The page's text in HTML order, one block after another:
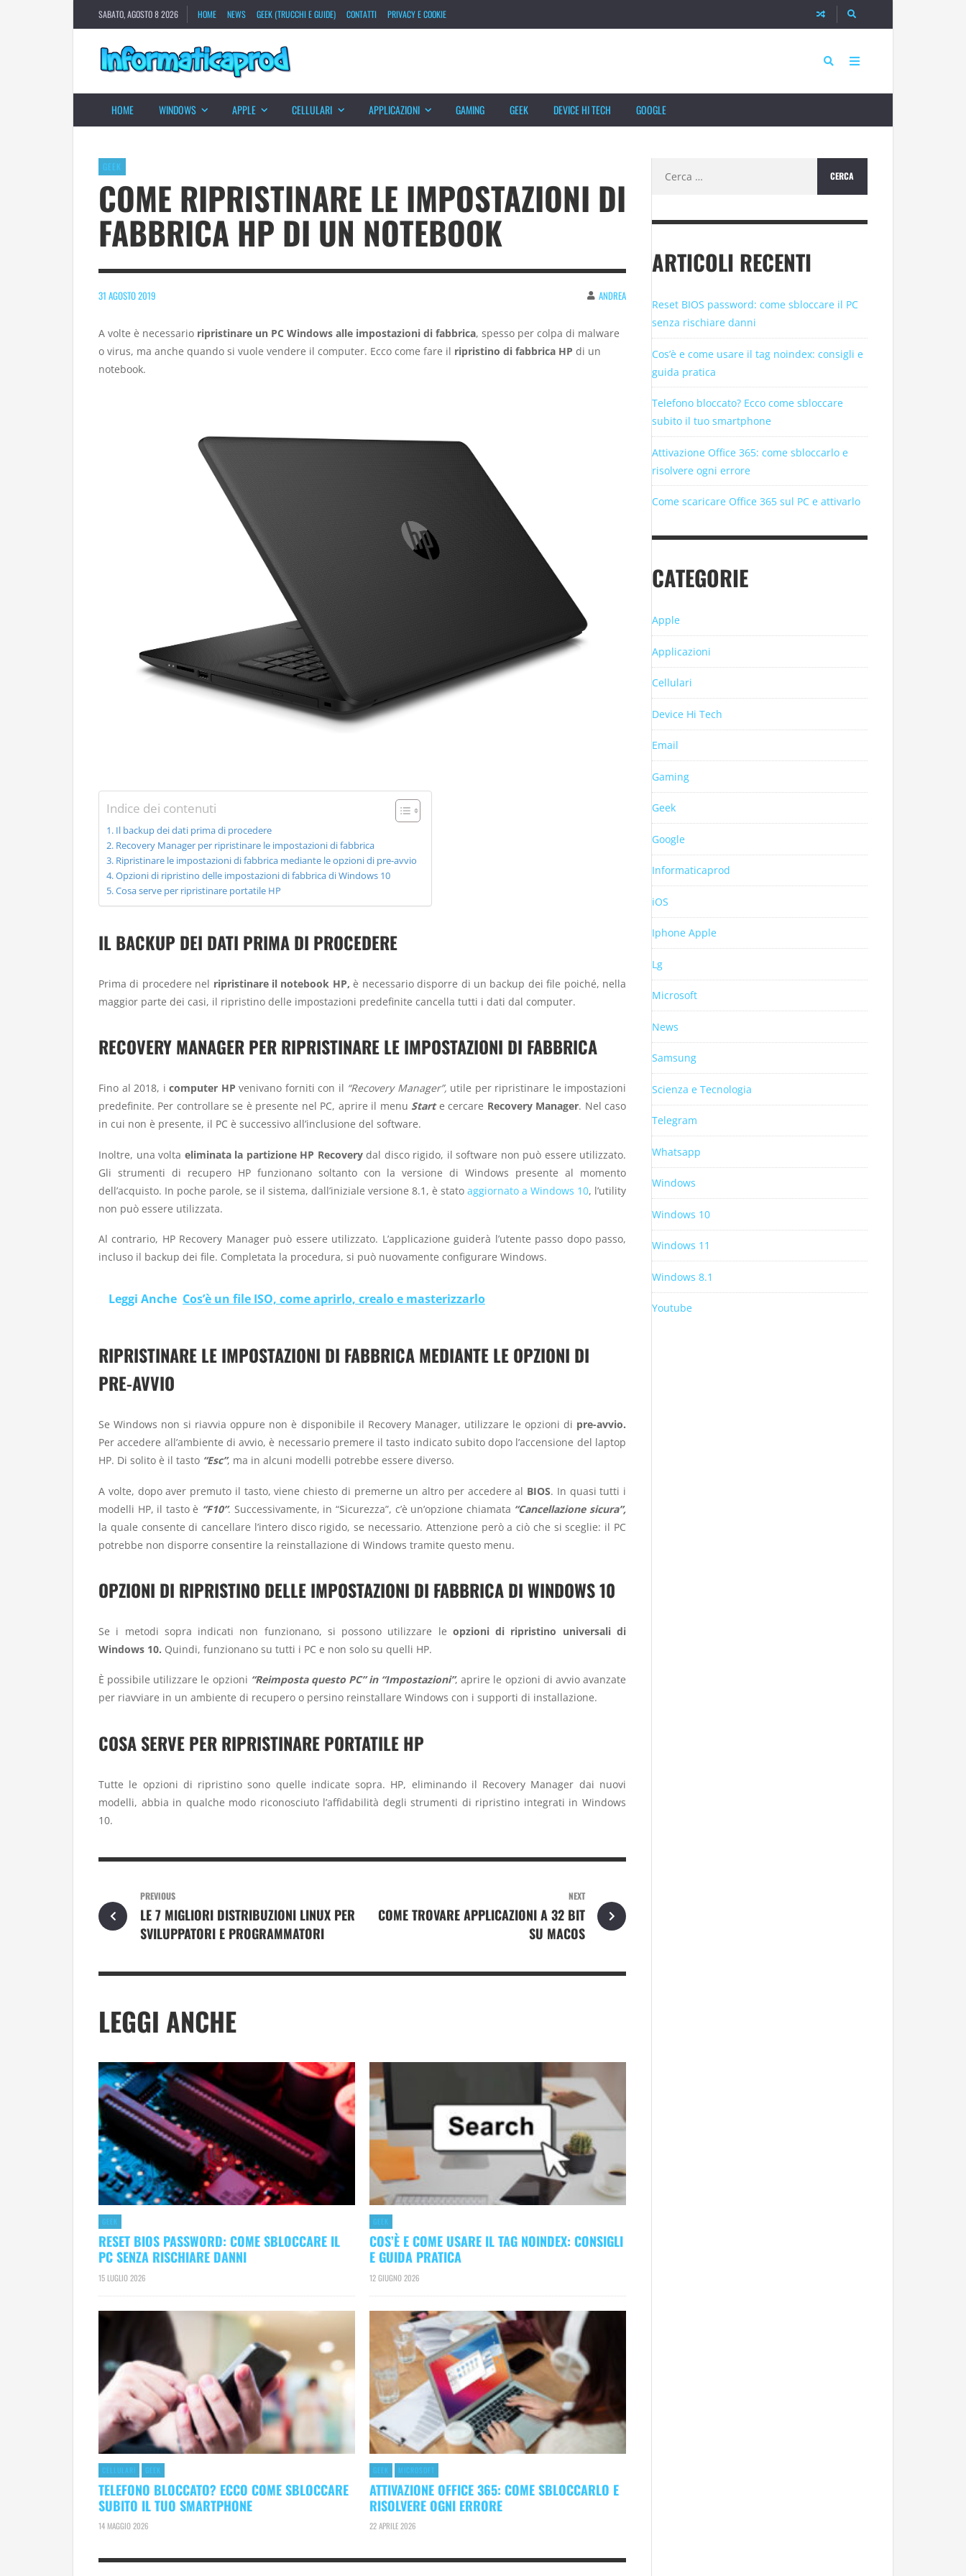
SABATO, AGOSTO 8 2026 HOME NEWS GEEK (TRUCCHI E GUIDE) CONTATTI PRIVACY E COOKIE
HOME WINDOWS APPLE CELLULARI APPLICAZIONI GAMING GEEK DEVICE HI TECH GOOGLE
GEEK
COME RIPRISTINARE LE IMPOSTAZIONI DI
FABBRICA HP DI UN NOTEBOOK
31 AGOSTO 2019 ANDREA
A volte è necessario ripristinare un PC Windows alle impostazioni di fabbrica, spesso per colpa di malware
o virus, ma anche quando si vuole vendere il computer. Ecco come fare il ripristino di fabbrica HP di un
notebook.
Indice dei contenuti
Il backup dei dati prima di procedere
Recovery Manager per ripristinare le impostazioni di fabbrica
Ripristinare le impostazioni di fabbrica mediante le opzioni di pre-avvio
Opzioni di ripristino delle impostazioni di fabbrica di Windows 10
Cosa serve per ripristinare portatile HP
IL BACKUP DEI DATI PRIMA DI PROCEDERE
Prima di procedere nel ripristinare il notebook HP, è necessario disporre di un backup dei file poiché, nella
maggior parte dei casi, il ripristino delle impostazioni predefinite cancella tutti i dati dal computer.
RECOVERY MANAGER PER RIPRISTINARE LE IMPOSTAZIONI DI FABBRICA
Fino al 2018, i computer HP venivano forniti con il “Recovery Manager”, utile per ripristinare le impostazioni
predefinite. Per controllare se è presente nel PC, aprire il menu Start e cercare Recovery Manager. Nel caso
in cui non è presente, il PC è successivo all’inclusione del software.
Inoltre, una volta eliminata la partizione HP Recoverydal disco rigido, il software non può essere utilizzato.
Gli strumenti di recupero HP funzionano soltanto con la versione di Windows presente al momento
dell’acquisto. In poche parole, se il sistema, dall’iniziale versione 8.1, è stato aggiornato a Windows 10, l’utility
non può essere utilizzata.
Al contrario, HP Recovery Manager può essere utilizzato. L’applicazione guiderà l’utente passo dopo passo,
incluso il backup dei file. Completata la procedura, si può nuovamente configurare Windows.
Leggi Anche Cos’è un file ISO, come aprirlo, crealo e masterizzarlo
RIPRISTINARE LE IMPOSTAZIONI DI FABBRICA MEDIANTE LE OPZIONI DI
PRE-AVVIO
Se Windows non si riavvia oppure non è disponibile il Recovery Manager, utilizzare le opzioni di pre-avvio.
Per accedere all’ambiente di avvio, è necessario premere il tasto indicato subito dopo l’accensione del laptop
HP. Di solito è il tasto “Esc”, ma in alcuni modelli potrebbe essere diverso.
A volte, dopo aver premuto il tasto, viene chiesto di premerne un altro per accedere al BIOS. In quasi tutti i
modelli HP, il tasto è “F10”. Successivamente, in “Sicurezza”, c’è un’opzione chiamata “Cancellazione sicura”,
la quale consente di cancellare l’intero disco rigido, se necessario. Attenzione però a ciò che si sceglie: il PC
potrebbe non disporre consentire la reinstallazione di Windows tramite questo menu.
OPZIONI DI RIPRISTINO DELLE IMPOSTAZIONI DI FABBRICA DI WINDOWS 10
Se i metodi sopra indicati non funzionano, si possono utilizzare le opzioni di ripristino universali di
Windows 10. Quindi, funzionano su tutti i PC e non solo su quelli HP.
È possibile utilizzare le opzioni “Reimposta questo PC” in “Impostazioni”, aprire le opzioni di avvio avanzate
per riavviare in un ambiente di recupero o persino reinstallare Windows con i supporti di installazione.
COSA SERVE PER RIPRISTINARE PORTATILE HP
Tutte le opzioni di ripristino sono quelle indicate sopra. HP, eliminando il Recovery Manager dai nuovi
modelli, abbia in qualche modo riconosciuto l’affidabilità degli strumenti di ripristino integrati in Windows
10.
PREVIOUS
LE 7 MIGLIORI DISTRIBUZIONI LINUX PER
SVILUPPATORI E PROGRAMMATORI
NEXT
COME TROVARE APPLICAZIONI A 32 BIT
SU MACOS
LEGGI ANCHE
GEEK
RESET BIOS PASSWORD: COME SBLOCCARE IL
PC SENZA RISCHIARE DANNI
15 LUGLIO 2026
GEEK
COS’È E COME USARE IL TAG NOINDEX: CONSIGLI
E GUIDA PRATICA
12 GIUGNO 2026
CELLULARI GEEK
TELEFONO BLOCCATO? ECCO COME SBLOCCARE
SUBITO IL TUO SMARTPHONE
14 MAGGIO 2026
GEEK MICROSOFT
ATTIVAZIONE OFFICE 365: COME SBLOCCARLO E
RISOLVERE OGNI ERRORE
22 APRILE 2026
per:
ARTICOLI RECENTI
Reset BIOS password: come sbloccare il PC
senza rischiare danni
Cos’è e come usare il tag noindex: consigli e
guida pratica
Telefono bloccato? Ecco come sbloccare
subito il tuo smartphone
Attivazione Office 365: come sbloccarlo e
risolvere ogni errore
Come scaricare Office 365 sul PC e attivarlo
CATEGORIE
Apple
Applicazioni
Cellulari
Device Hi Tech
Email
Gaming
Geek
Google
Informaticaprod
iOS
Iphone Apple
Lg
Microsoft
News
Samsung
Scienza e Tecnologia
Telegram
Whatsapp
Windows
Windows 10
Windows 11
Windows 8.1
Youtube